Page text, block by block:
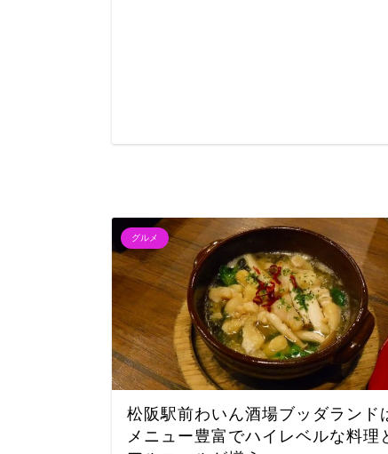
グルメ
松阪駅前わいん酒場ブッダランド
メニュー豊富でハイレベルな料理